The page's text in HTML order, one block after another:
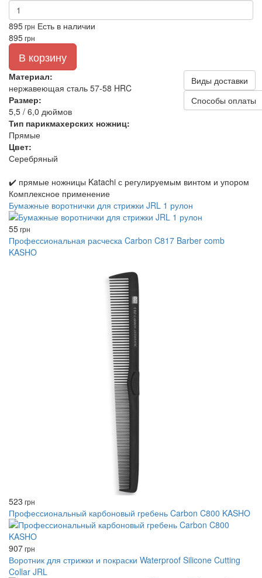
895грн Есть в наличии
895грн
В корзину
Материал:
нержавеющая сталь 57‑58 HRC
Размер:
5,5 / 6,0 дюймов
Тип парикмахерских ножниц:
Прямые
Цвет:
Серебряный
Виды доставки
Способы оплаты
✔️ прямые ножницы Katachi с регулируемым винтом и упором
Комплексное применение
Бумажные воротнички для стрижки JRL 1 рулон
55грн
Профессиональная расческа Carbon C817 Barber comb
KASHO
523 грн
Профессиональный карбоновый гребень Carbon C800 KASHO
907грн
Воротник для стрижки и покраски Waterproof Silicone Cutting
Collar JRL